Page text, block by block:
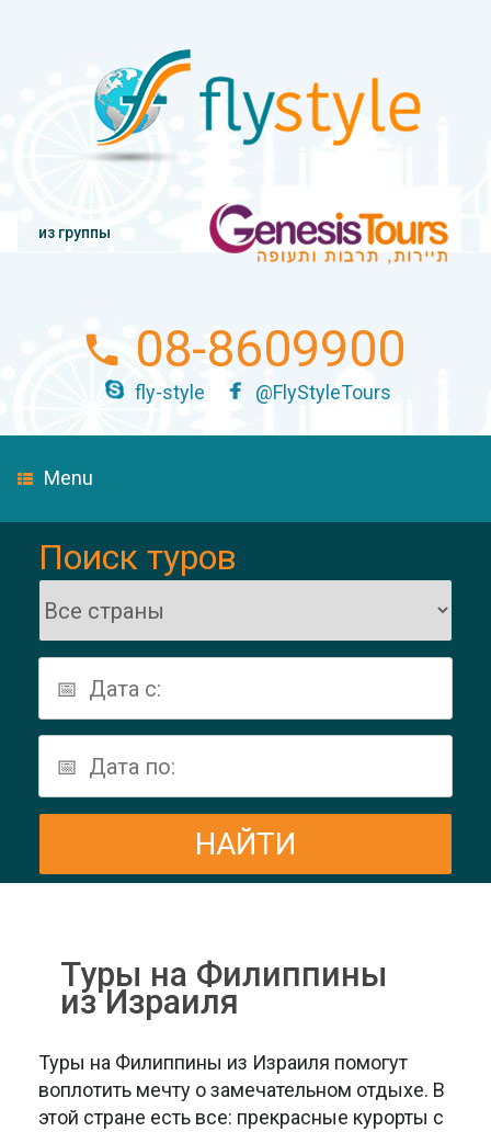
из группы
08-8609900
fly-style @FlyStyleTours
Menu
Поиск туров
Туры на Филиппины
из Израиля
Туры на Филиппины из Израиля помогут
воплотить мечту о замечательном отдыхе. В
этой стране есть все: прекрасные курорты с